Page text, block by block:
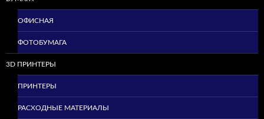
ОФИСНАЯ
ФОТОБУМАГА
3D ПРИНТЕРЫ
ПРИНТЕРЫ
РАСХОДНЫЕ МАТЕРИАЛЫ